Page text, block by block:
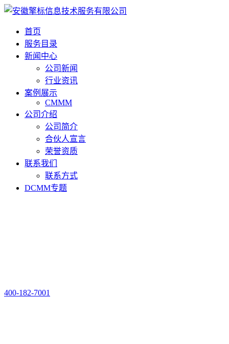
首页
服务目录
新闻中心
公司新闻
行业资讯
案例展示
CMMM
公司介绍
公司简介
合伙人宣言
荣誉资质
联系我们
联系方式
DCMM专题
400-182-7001